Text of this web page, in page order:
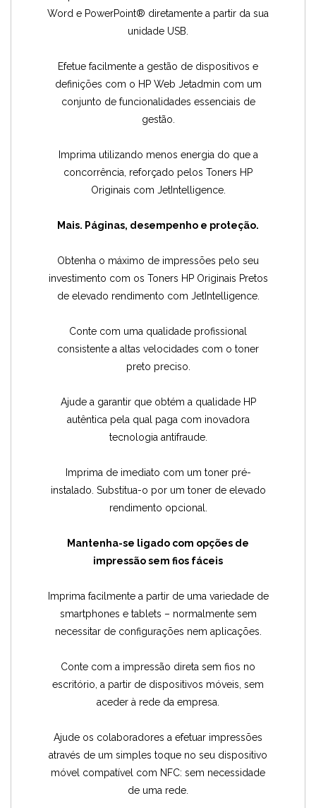
Word e PowerPoint® diretamente a partir da sua
unidade USB.
Efetue facilmente a gestão de dispositivos e
definições com o HP Web Jetadmin com um
conjunto de funcionalidades essenciais de
gestão.
Imprima utilizando menos energia do que a
concorrência, reforçado pelos Toners HP
Originais com JetIntelligence.
Mais. Páginas, desempenho e proteção.
Obtenha o máximo de impressões pelo seu
investimento com os Toners HP Originais Pretos
de elevado rendimento com JetIntelligence.
Conte com uma qualidade profissional
consistente a altas velocidades com o toner
preto preciso.
Ajude a garantir que obtém a qualidade HP
autêntica pela qual paga com inovadora
tecnologia antifraude.
Imprima de imediato com um toner pré-
instalado. Substitua-o por um toner de elevado
rendimento opcional.
Mantenha-se ligado com opções de
impressão sem fios fáceis
Imprima facilmente a partir de uma variedade de
smartphones e tablets – normalmente sem
necessitar de configurações nem aplicações.
Conte com a impressão direta sem fios no
escritório, a partir de dispositivos móveis, sem
aceder à rede da empresa.
Ajude os colaboradores a efetuar impressões
através de um simples toque no seu dispositivo
móvel compatível com NFC: sem necessidade
de uma rede.